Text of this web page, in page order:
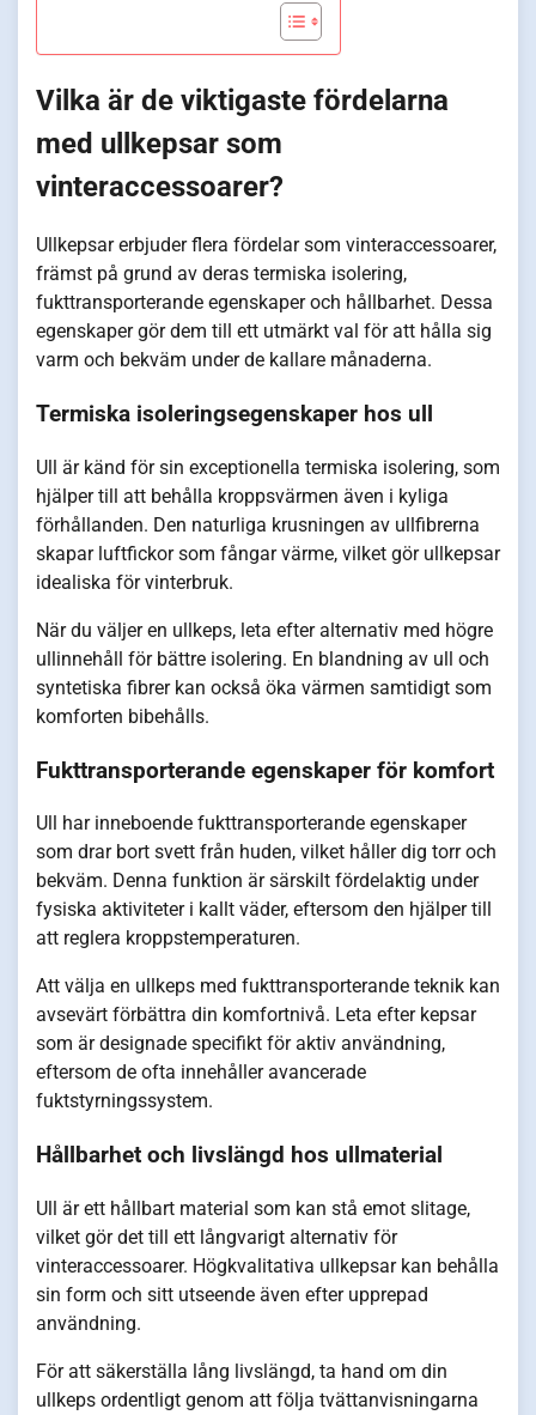
Vilka är de viktigaste fördelarna
med ullkepsar som
vinteraccessoarer?
Ullkepsar erbjuder flera fördelar som vinteraccessoarer,
främst på grund av deras termiska isolering,
fukttransporterande egenskaper och hållbarhet. Dessa
egenskaper gör dem till ett utmärkt val för att hålla sig
varm och bekväm under de kallare månaderna.
Termiska isoleringsegenskaper hos ull
Ull är känd för sin exceptionella termiska isolering, som
hjälper till att behålla kroppsvärmen även i kyliga
förhållanden. Den naturliga krusningen av ullfibrerna
skapar luftfickor som fångar värme, vilket gör ullkepsar
idealiska för vinterbruk.
När du väljer en ullkeps, leta efter alternativ med högre
ullinnehåll för bättre isolering. En blandning av ull och
syntetiska fibrer kan också öka värmen samtidigt som
komforten bibehålls.
Fukttransporterande egenskaper för komfort
Ull har inneboende fukttransporterande egenskaper
som drar bort svett från huden, vilket håller dig torr och
bekväm. Denna funktion är särskilt fördelaktig under
fysiska aktiviteter i kallt väder, eftersom den hjälper till
att reglera kroppstemperaturen.
Att välja en ullkeps med fukttransporterande teknik kan
avsevärt förbättra din komfortnivå. Leta efter kepsar
som är designade specifikt för aktiv användning,
eftersom de ofta innehåller avancerade
fuktstyrningssystem.
Hållbarhet och livslängd hos ullmaterial
Ull är ett hållbart material som kan stå emot slitage,
vilket gör det till ett långvarigt alternativ för
vinteraccessoarer. Högkvalitativa ullkepsar kan behålla
sin form och sitt utseende även efter upprepad
användning.
För att säkerställa lång livslängd, ta hand om din
ullkeps ordentligt genom att följa tvättanvisningarna